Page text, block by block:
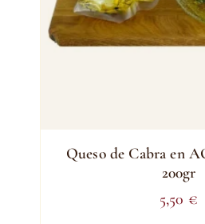
Queso de Cabra en
200gr
5,50 €